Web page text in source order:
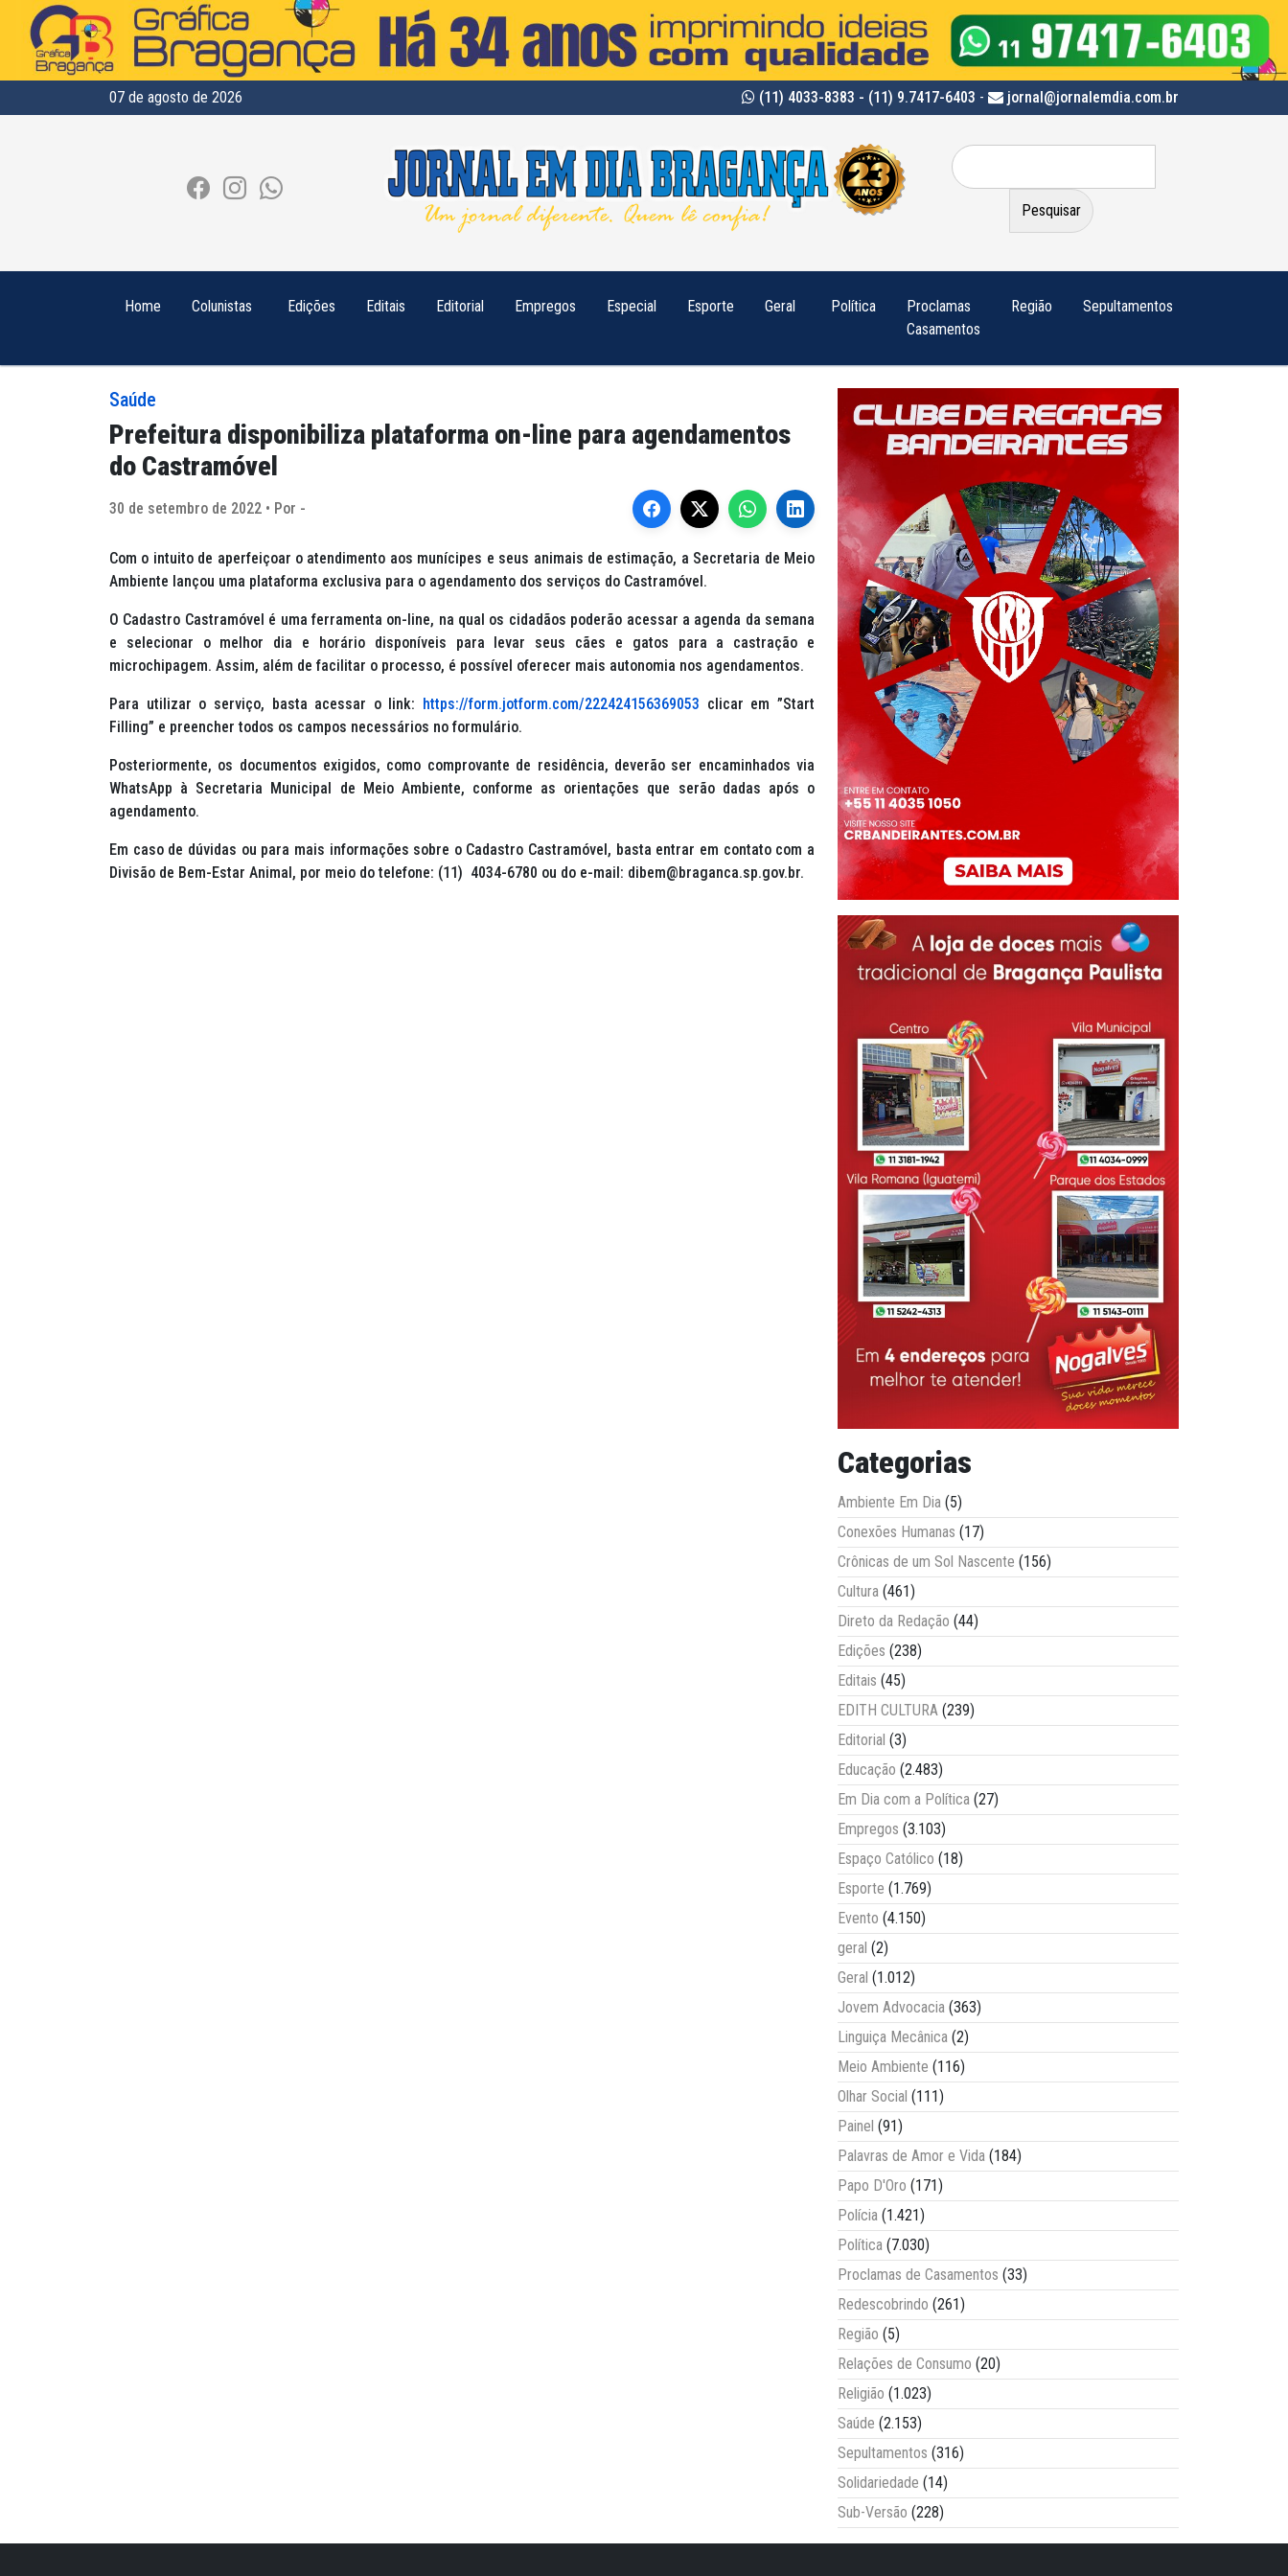
07 de agosto de 2026 (11) 4033-8383 - (11) 9.7417-6403 - jornal@jornalemdia.com.br
Pesquisar
por:
Home Colunistas Edições Editais Editorial Empregos Especial Esporte Geral Política
Proclamas
Casamentos
Região Sepultamentos
Saúde
Prefeitura disponibiliza plataforma on-line para agendamentos
do Castramóvel
30 de setembro de 2022 • Por -
Com o intuito de aperfeiçoar o atendimento aos munícipes e seus animais de estimação, a Secretaria de Meio
Ambiente lançou uma plataforma exclusiva para o agendamento dos serviços do Castramóvel.
O Cadastro Castramóvel é uma ferramenta on-line, na qual os cidadãos poderão acessar a agenda da semana
e selecionar o melhor dia e horário disponíveis para levar seus cães e gatos para a castração e
microchipagem. Assim, além de facilitar o processo, é possível oferecer mais autonomia nos agendamentos.
Para utilizar o serviço, basta acessar o link: https://form.jotform.com/222424156369053 clicar em”Start
Filling” e preencher todos os campos necessários no formulário.
Posteriormente, os documentos exigidos, como comprovante de residência, deverão ser encaminhados via
WhatsApp à Secretaria Municipal de Meio Ambiente, conforme as orientações que serão dadas após o
agendamento.
Em caso de dúvidas ou para mais informações sobre o Cadastro Castramóvel, basta entrar em contato com a
Divisão de Bem-Estar Animal, por meio do telefone: (11) 4034-6780 ou do e-mail: dibem@braganca.sp.gov.br.
Categorias
Ambiente Em Dia (5)
Conexões Humanas (17)
Crônicas de um Sol Nascente (156)
Cultura (461)
Direto da Redação (44)
Edições (238)
Editais (45)
EDITH CULTURA (239)
Editorial (3)
Educação (2.483)
Em Dia com a Política (27)
Empregos (3.103)
Espaço Católico (18)
Esporte (1.769)
Evento (4.150)
geral (2)
Geral (1.012)
Jovem Advocacia (363)
Linguiça Mecânica (2)
Meio Ambiente (116)
Olhar Social (111)
Painel (91)
Palavras de Amor e Vida (184)
Papo D'Oro (171)
Polícia (1.421)
Política (7.030)
Proclamas de Casamentos (33)
Redescobrindo (261)
Região (5)
Relações de Consumo (20)
Religião (1.023)
Saúde (2.153)
Sepultamentos (316)
Solidariedade (14)
Sub-Versão (228)